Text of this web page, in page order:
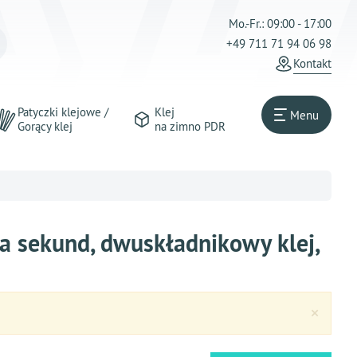
Mo.-Fr.: 09:00 - 17:00
+49 711 71 94 06 98
Kontakt
Patyczki klejowe /
Gorący klej
Klej
na zimno PDR
Menu
sekund, dwuskładnikowy klej,
×